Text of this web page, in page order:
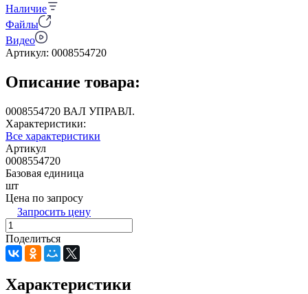
Наличие
Файлы
Видео
Артикул: 0008554720
Описание товара:
0008554720 ВАЛ УПРАВЛ.
Характеристики:
Все характеристики
Артикул
0008554720
Базовая единица
шт
Цена по запросу
Запросить цену
Поделиться
Характеристики